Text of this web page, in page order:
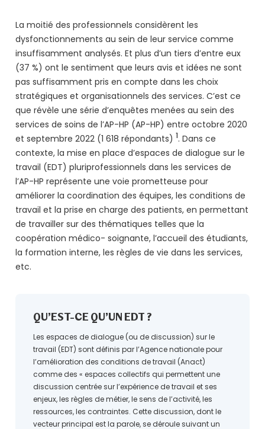
La moitié des professionnels considèrent les
dysfonctionnements au sein de leur service comme
insuffisamment analysés. Et plus d’un tiers d’entre eux
(37 %) ont le sentiment que leurs avis et idées ne sont
pas suffisamment pris en compte dans les choix
stratégiques et organisationnels des services. C’est ce
que révèle une série d’enquêtes menées au sein des
services de soins de l’AP-HP (AP-HP) entre octobre 2020
et septembre 2022 (1 618 répondants) 1. Dans ce
contexte, la mise en place d’espaces de dialogue sur le
travail (EDT) pluriprofessionnels dans les services de
l’AP-HP représente une voie prometteuse pour
améliorer la coordination des équipes, les conditions de
travail et la prise en charge des patients, en permettant
de travailler sur des thématiques telles que la
coopération médico- soignante, l’accueil des étudiants,
la formation interne, les règles de vie dans les services,
etc.
QU’EST-CE QU’UN EDT ?
Les espaces de dialogue (ou de discussion) sur le
travail (EDT) sont définis par l’Agence nationale pour
l’amélioration des conditions de travail (Anact)
comme des « espaces collectifs qui permettent une
discussion centrée sur l’expérience de travail et ses
enjeux, les règles de métier, le sens de l’activité, les
ressources, les contraintes. Cette discussion, dont le
vecteur principal est la parole, se déroule suivant un